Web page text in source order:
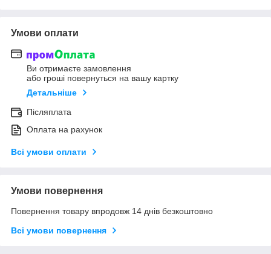
Умови оплати
Ви отримаєте замовлення
або гроші повернуться на вашу картку
Детальніше
Післяплата
Оплата на рахунок
Всі умови оплати
Умови повернення
Повернення товару впродовж 14 днів безкоштовно
Всі умови повернення